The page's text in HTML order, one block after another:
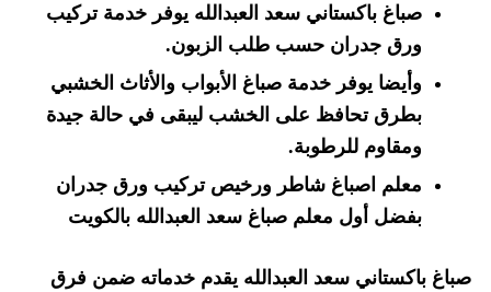
صباغ باكستاني سعد العبدالله يوفر خدمة تركيب
ورق جدران حسب طلب الزبون.
وأيضا يوفر خدمة صباغ الأبواب والأثاث الخشبي
بطرق تحافظ على الخشب ليبقى في حالة جيدة
ومقاوم للرطوبة.
معلم اصباغ شاطر ورخيص تركيب ورق جدران
بفضل أول معلم صباغ سعد العبدالله بالكويت
صباغ باكستاني سعد العبدالله يقدم خدماته ضمن فرق